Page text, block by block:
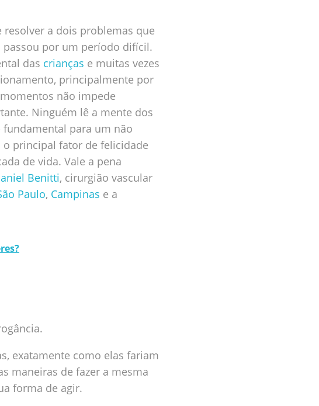
resolver a dois problemas que
passou por um período difícil.
das crianças e muitas vezes
principalmente por
não impede
Ninguém lê a mente dos
para um não
principal fator de felicidade
de vida. Vale a pena
Benitti, cirurgião vascular
Paulo, Campinas e a
exatamente como elas fariam
maneiras de fazer a mesma
forma de agir.